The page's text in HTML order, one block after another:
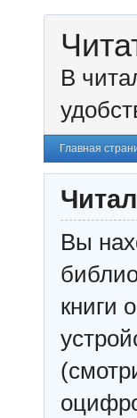
В
Главная
Вы
книги